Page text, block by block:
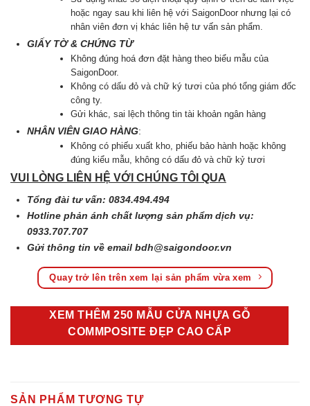
hoặc ngay sau khi liên hệ với SaigonDoor nhưng lại có
nhân viên đơn vị khác liên hệ tư vấn sản phẩm.
GIẤY TỜ & CHỨNG TỪ
Không đúng hoá đơn đặt hàng theo biểu mẫu của
SaigonDoor.
Không có dấu đỏ và chữ ký tươi của phó tổng giám đốc
công ty.
Gửi khác, sai lệch thông tin tài khoản ngân hàng
NHÂN VIÊN GIAO HÀNG:
Không có phiếu xuất kho, phiếu bảo hành hoặc không
đúng kiểu mẫu, không có dấu đỏ và chữ kỷ tươi
VUI LÒNG LIÊN HỆ VỚI CHÚNG TÔI QUA
Tổng đài tư vấn: 0834.494.494
Hotline phản ánh chất lượng sản phẩm dịch vụ:
0933.707.707
Gửi thông tin về emailbdh@saigondoor.vn
Quay trở lên trên xem lại sản phẩm vừa xem
XEM THÊM 250 MẪU CỬA NHỰA GỖ
COMMPOSITE ĐẸP CAO CẤP
SẢN PHẨM TƯƠNG TỰ